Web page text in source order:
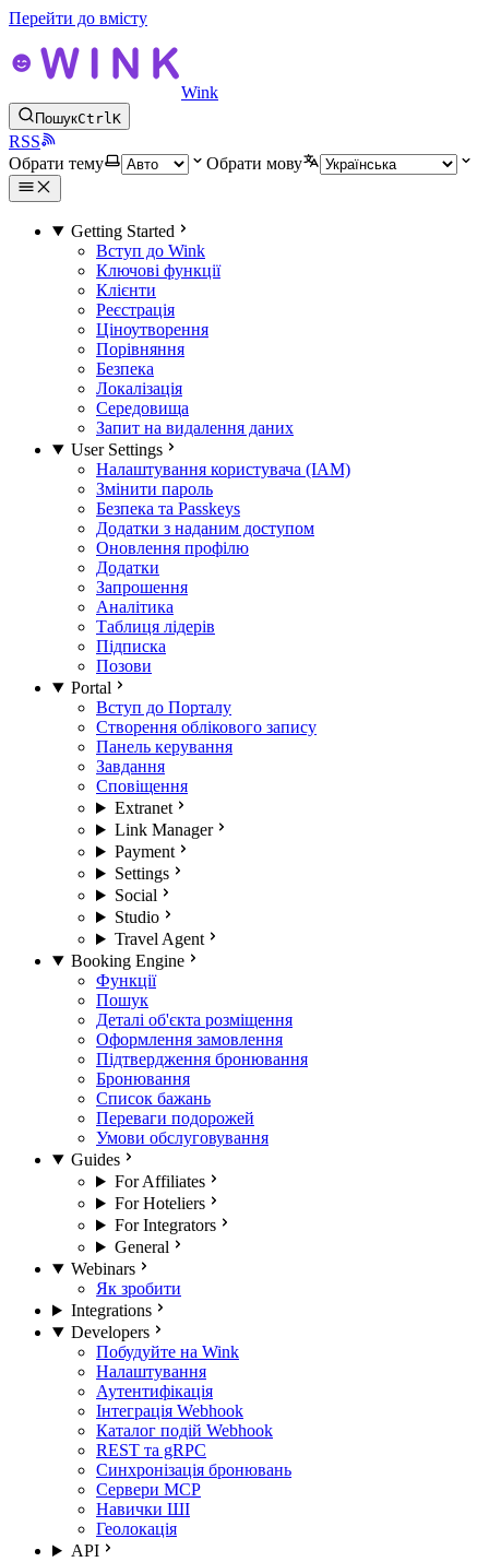
Перейти до вмісту
Wink
ПошукCtrlK
RSS
Обрати тему
Обрати мову
Getting Started
Вступ до Wink
Ключові функції
Клієнти
Реєстрація
Ціноутворення
Порівняння
Безпека
Локалізація
Середовища
Запит на видалення даних
User Settings
Налаштування користувача (IAM)
Змінити пароль
Безпека та Passkeys
Додатки з наданим доступом
Оновлення профілю
Додатки
Запрошення
Аналітика
Таблиця лідерів
Підписка
Позови
Portal
Вступ до Порталу
Створення облікового запису
Панель керування
Завдання
Сповіщення
Extranet
Link Manager
Payment
Settings
Social
Studio
Travel Agent
Booking Engine
Функції
Пошук
Деталі об'єкта розміщення
Оформлення замовлення
Підтвердження бронювання
Бронювання
Список бажань
Переваги подорожей
Умови обслуговування
Guides
For Affiliates
For Hoteliers
For Integrators
General
Webinars
Як зробити
Integrations
Developers
Побудуйте на Wink
Налаштування
Аутентифікація
Інтеграція Webhook
Каталог подій Webhook
REST та gRPC
Синхронізація бронювань
Сервери MCP
Навички ШІ
Геолокація
API